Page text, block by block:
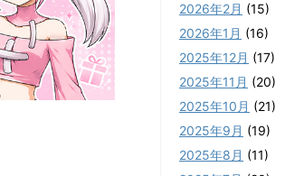
2026年2月 (15)
2026年1月 (16)
2025年12月 (17)
2025年11月 (20)
2025年10月 (21)
2025年9月 (19)
2025年8月 (11)